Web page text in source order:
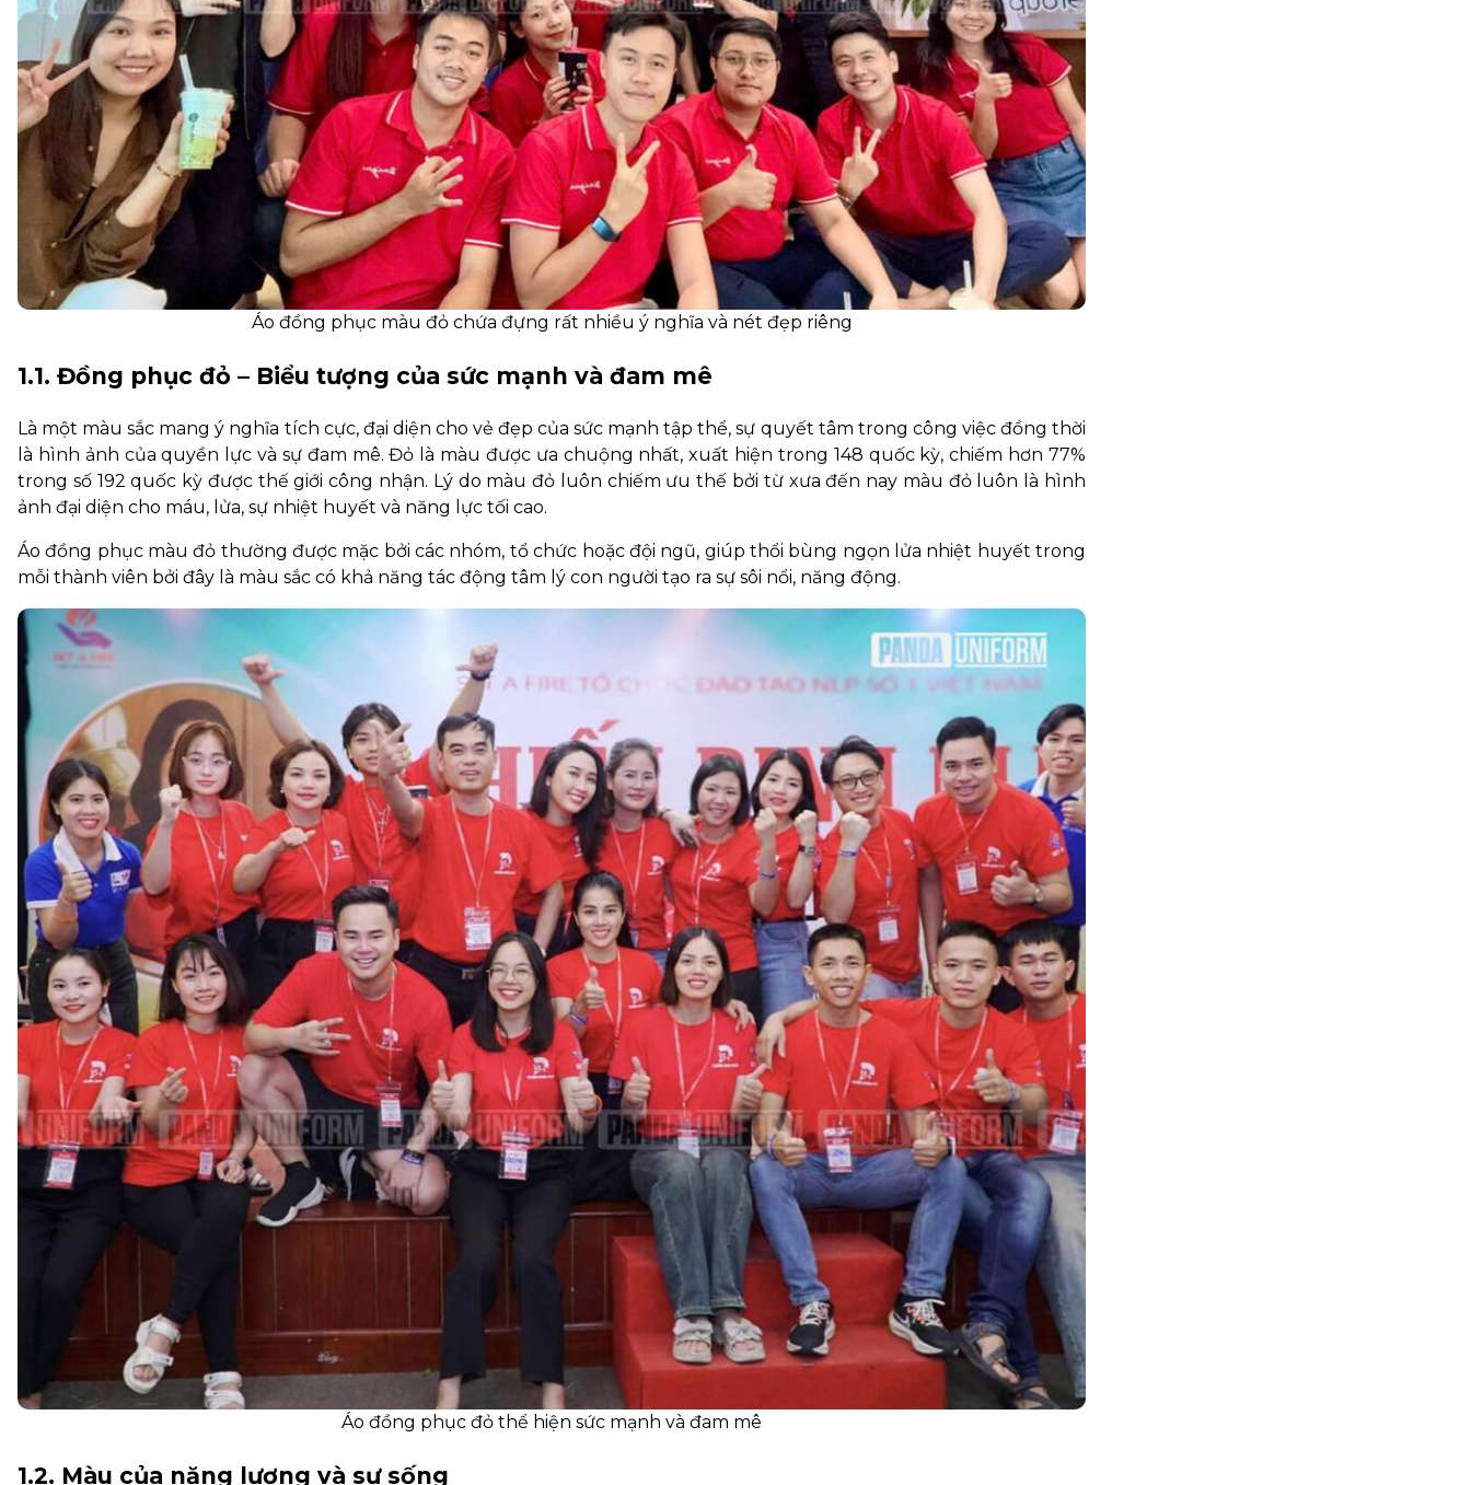
Áo đồng phục màu đỏ chứa đựng rất nhiều ý nghĩa và nét đẹp riêng
1.1. Đồng phục đỏ – Biểu tượng của sức mạnh và đam mê
Là một màu sắc mang ý nghĩa tích cực, đại diện cho vẻ đẹp của sức mạnh tập thể, sự quyết tâm trong công việc đồng thời
là hình ảnh của quyền lực và sự đam mê. Đỏ là màu được ưa chuộng nhất, xuất hiện trong 148 quốc kỳ, chiếm hơn 77%
trong số 192 quốc kỳ được thế giới công nhận. Lý do màu đỏ luôn chiếm ưu thế bởi từ xưa đến nay màu đỏ luôn là hình
ảnh đại diện cho máu, lửa, sự nhiệt huyết và năng lực tối cao.
Áo đồng phục màu đỏ thường được mặc bởi các nhóm, tổ chức hoặc đội ngũ, giúp thổi bùng ngọn lửa nhiệt huyết trong
mỗi thành viên bởi đây là màu sắc có khả năng tác động tâm lý con người tạo ra sự sôi nổi, năng động.
Áo đồng phục đỏ thể hiện sức mạnh và đam mê
1.2. Màu của năng lượng và sự sống